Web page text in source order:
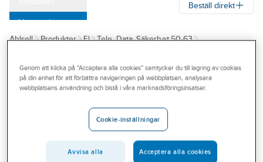
Varumärken
Kampanjer
Outlet
Branscher
Beställ direkt
Ahlsell Produkter El
Tele, Data, Säkerhet 50-63
DSC
Larmsändare
IP/4G Neo
LARMSÄNDARE
IP/4G NEO TL280LE-
EU
Genom att klicka på "Acceptera alla cookies" samtycker du till lagring av cookies
på din enhet för att förbättra navigeringen på webbplatsen, analysera
webbplatsens användning och bistå i våra marknadsföringsinsatser.
Cookie-inställningar
Avvisa alla Acceptera alla cookies